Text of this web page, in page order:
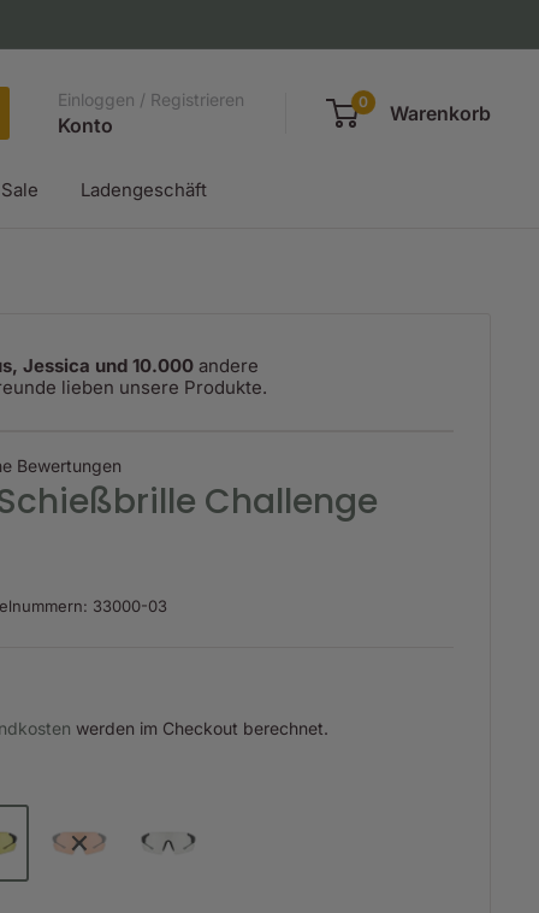
Einloggen / Registrieren
Konto
0 Warenkorb
Sale Ladengeschäft
Jessica und 10.000andere
lieben unsere Produkte.
Bewertungen
Challenge
33000-03
werden im Checkout berechnet.